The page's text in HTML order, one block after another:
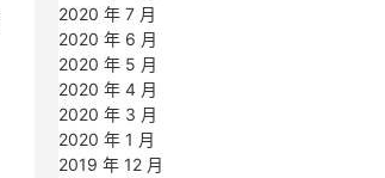
2020 年 7 月
2020 年 6 月
2020 年 5 月
2020 年 4 月
2020 年 3 月
2020 年 1 月
2019 年 12 月